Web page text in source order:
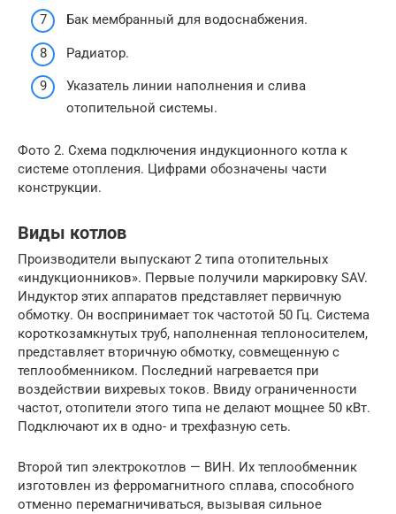
Бак мембранный для водоснабжения.
Радиатор.
Указатель линии наполнения и слива
отопительной системы.
Фото 2. Схема подключения индукционного котла к
системе отопления. Цифрами обозначены части
конструкции.
Виды котлов
Производители выпускают 2 типа отопительных
«индукционников». Первые получили маркировку SAV.
Индуктор этих аппаратов представляет первичную
обмотку. Он воспринимает ток частотой 50 Гц. Система
короткозамкнутых труб, наполненная теплоносителем,
представляет вторичную обмотку, совмещенную с
теплообменником. Последний нагревается при
воздействии вихревых токов. Ввиду ограниченности
частот, отопители этого типа не делают мощнее 50 кВт.
Подключают их в одно- и трехфазную сеть.
Второй тип электрокотлов — ВИН. Их теплообменник
изготовлен из ферромагнитного сплава, способного
отменно перемагничиваться, вызывая сильное